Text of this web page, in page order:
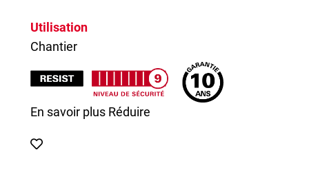
Utilisation
Chantier
En savoir plus Réduire